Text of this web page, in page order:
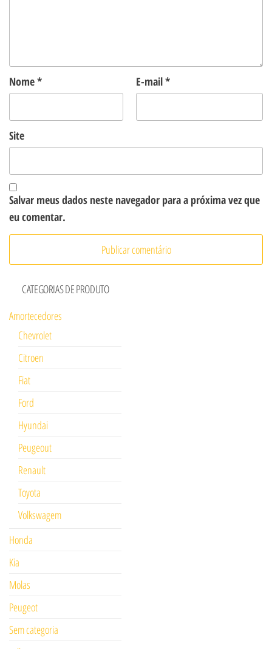
Nome* E-mail*
Site
Salvar meus dados neste navegador para a próxima vez que
eu comentar.
CATEGORIAS DE PRODUTO
Amortecedores
Chevrolet
Citroen
Fiat
Ford
Hyundai
Peugeout
Renault
Toyota
Volkswagem
Honda
Kia
Molas
Peugeot
Sem categoria